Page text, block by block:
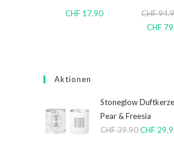
CHF 17.90
CHF
CHF
Aktionen
Stoneglow
Pear & Freesia
CHF39.90CHF